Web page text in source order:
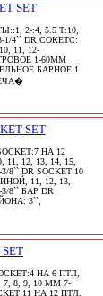
SET
2-:4, 5.5 T:10,
1/4`` DR СОКЕТС:
11, 12-
1-60MM
БАРНОЕ 1
SET
НА 12
11, 12, 13, 14, 15,
8`` DR SOCKET:10
11, 12, 13,
8`` БАР DR
3``,
SET
НА 6 ПТЛ,
7, 8, 9, 10 ММ 7-
НА 12 ПТЛ,